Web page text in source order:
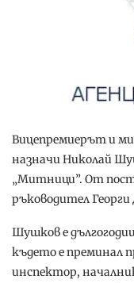
Вицепремиерът и
назначи Николай
„Митници”. От
ръководител Георги
Шушков е
където е преминал
инспектор,